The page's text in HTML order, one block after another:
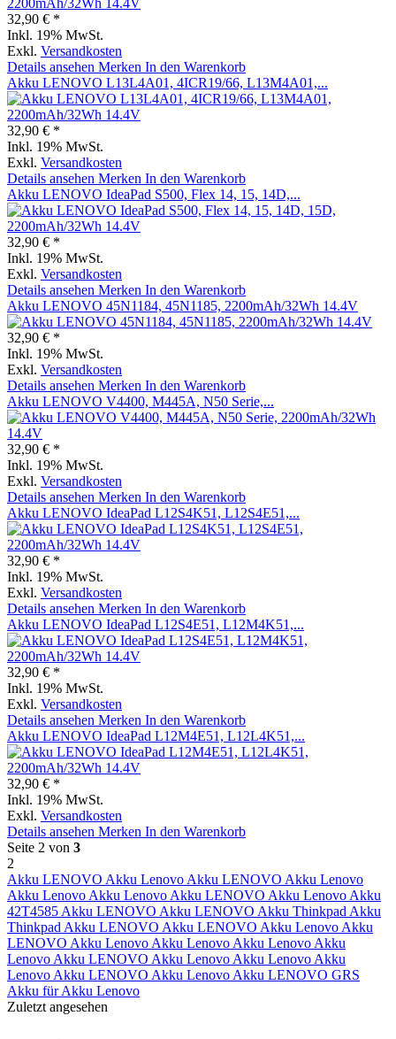
32,90 € *
Inkl. 19% MwSt.
Exkl. Versandkosten
Details ansehen Merken In den Warenkorb
Akku LENOVO L13L4A01, 4ICR19/66, L13M4A01,...
32,90 € *
Inkl. 19% MwSt.
Exkl. Versandkosten
Details ansehen Merken In den Warenkorb
Akku LENOVO IdeaPad S500, Flex 14, 15, 14D,...
32,90 € *
Inkl. 19% MwSt.
Exkl. Versandkosten
Details ansehen Merken In den Warenkorb
Akku LENOVO 45N1184, 45N1185, 2200mAh/32Wh 14.4V
32,90 € *
Inkl. 19% MwSt.
Exkl. Versandkosten
Details ansehen Merken In den Warenkorb
Akku LENOVO V4400, M445A, N50 Serie,...
32,90 € *
Inkl. 19% MwSt.
Exkl. Versandkosten
Details ansehen Merken In den Warenkorb
Akku LENOVO IdeaPad L12S4K51, L12S4E51,...
32,90 € *
Inkl. 19% MwSt.
Exkl. Versandkosten
Details ansehen Merken In den Warenkorb
Akku LENOVO IdeaPad L12S4E51, L12M4K51,...
32,90 € *
Inkl. 19% MwSt.
Exkl. Versandkosten
Details ansehen Merken In den Warenkorb
Akku LENOVO IdeaPad L12M4E51, L12L4K51,...
32,90 € *
Inkl. 19% MwSt.
Exkl. Versandkosten
Details ansehen Merken In den Warenkorb
Seite 2 von 3
2
Akku LENOVO Akku Lenovo Akku LENOVO Akku Lenovo
Akku Lenovo Akku Lenovo Akku LENOVO Akku Lenovo Akku
42T4585 Akku LENOVO Akku LENOVO Akku Thinkpad Akku
Thinkpad Akku LENOVO Akku LENOVO Akku Lenovo Akku
LENOVO Akku Lenovo Akku Lenovo Akku Lenovo Akku
Lenovo Akku LENOVO Akku Lenovo Akku Lenovo Akku
Lenovo Akku LENOVO Akku Lenovo Akku LENOVO GRS
Akku fürAkku Lenovo
Zuletzt angesehen